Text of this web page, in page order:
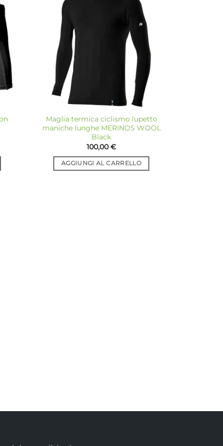
dei
Aggiungi
alla lista
dei
desideri
Maglia termica ciclismo lupetto
maniche lunghe MERINOS WOOL
Black
100,00€
AGGIUNGI AL CARRELLO